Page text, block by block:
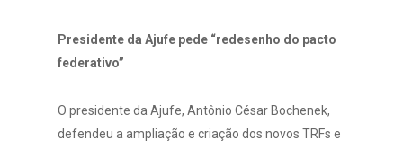
Presidente da Ajufe pede “redesenho do pacto
federativo”
O presidente da Ajufe, Antônio César Bochenek,
defendeu a ampliação e criação dos novos TRFs e